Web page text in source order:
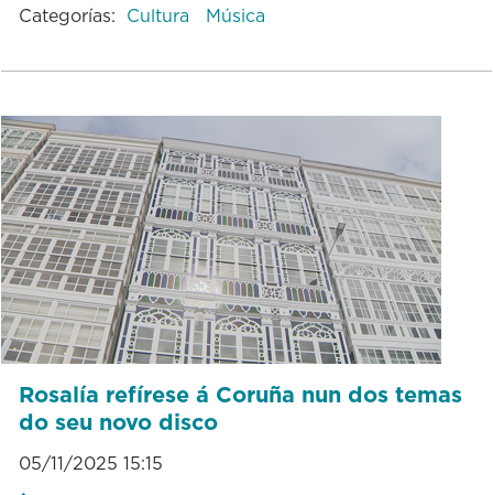
Categorías: Cultura Música
Rosalía refírese á Coruña nun dos temas
do seu novo disco
05/11/2025 15:15